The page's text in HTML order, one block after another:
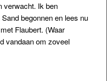
verwacht. Ik ben
begonnen en lees nu
Flaubert. (Waar
vandaan om zoveel